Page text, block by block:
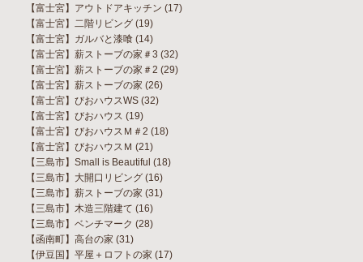
【富士宮】アウトドアキッチン (17)
【富士宮】二階リビング (19)
【富士宮】ガルバと漆喰 (14)
【富士宮】薪ストーブの家＃3 (32)
【富士宮】薪ストーブの家＃2 (29)
【富士宮】薪ストーブの家 (26)
【富士宮】びおハウスWS (32)
【富士宮】びおハウス (19)
【富士宮】びおハウスＭ＃2 (18)
【富士宮】びおハウスＭ (21)
【三島市】Small is Beautiful (18)
【三島市】大開口リビング (16)
【三島市】薪ストーブの家 (31)
【三島市】木造三階建て (16)
【三島市】ベンチマーク (28)
【函南町】高台の家 (31)
【伊豆国】平屋＋ロフトの家 (17)